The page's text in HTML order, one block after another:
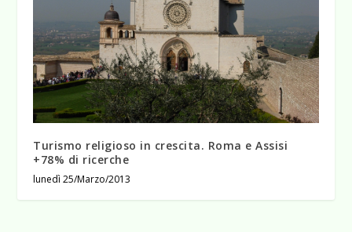
Turismo religioso in crescita. Roma e Assisi
+78% di ricerche
lunedì 25/Marzo/2013